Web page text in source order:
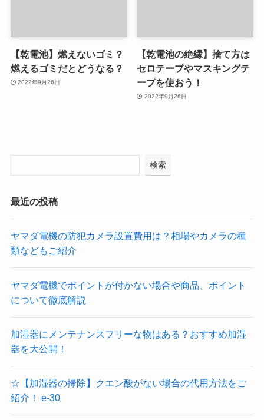
【乾電池】燃えないゴミ？
燃えるゴミだとどうなる？
2022年9月26日
【乾電池の絶縁】捨て方は
セロテープやマスキングテ
ープを使おう！
2022年9月26日
検索
最近の投稿
ヤマダ電機の防犯カメラ設置費用は？相場やカメラの種
類などもご紹介
ヤマダ電機でポイントが付かない場合や商品、ポイント
について徹底解説
加湿器にメンテナンスフリーな物はある？おすすめ加湿
器を大公開！
☆【加湿器の掃除】クエン酸がない場合の代用方法をご
紹介！ e-30